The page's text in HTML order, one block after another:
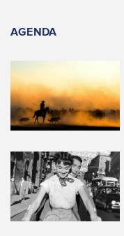
AGENDA